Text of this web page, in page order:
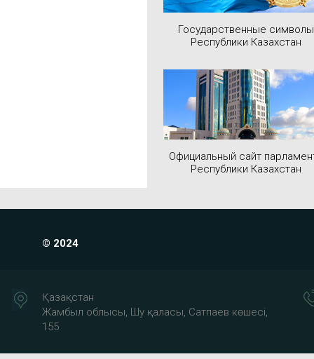
Государственные символы
Республики Казахстан
Официальный сайт
Республики Казахстан
© 2024
Қазақстан
Жамбыл облысы, Шу қаласы, Сатпаев көшесі,
155